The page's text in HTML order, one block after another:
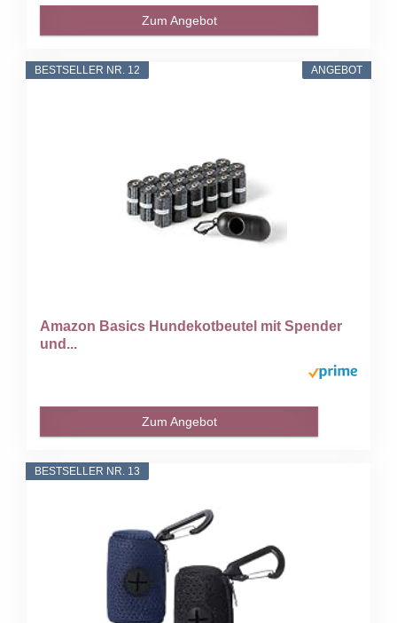
Zum Angebot
ANGEBOT
BESTSELLER NR. 12
Amazon Basics Hundekotbeutel mit Spender
und...
Zum Angebot
BESTSELLER NR. 13